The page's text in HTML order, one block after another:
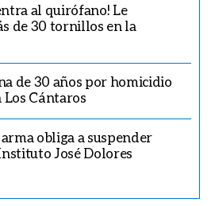
al quirófano! Le
de 30 tornillos en la
de 30 años por homicidio
Cántaros
obliga a suspender
José Dolores